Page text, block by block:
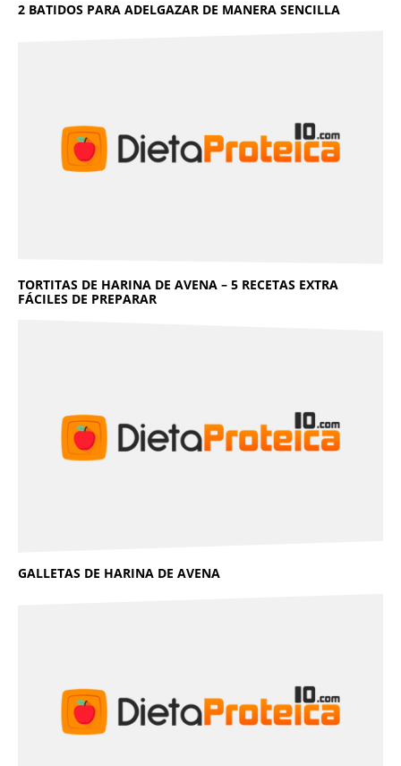
2 BATIDOS PARA ADELGAZAR DE MANERA SENCILLA
TORTITAS DE HARINA DE AVENA – 5 RECETAS EXTRA
FÁCILES DE PREPARAR
GALLETAS DE HARINA DE AVENA